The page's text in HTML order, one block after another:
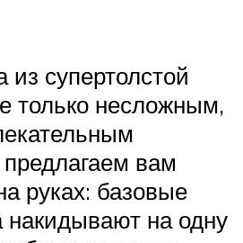
из супертолстой
только несложным,
вам
руках: базовые
накидывают на одну